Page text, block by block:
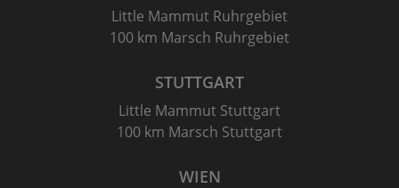
Little Mammut Ruhrgebiet
100 km Marsch Ruhrgebiet
STUTTGART
Little Mammut Stuttgart
100 km Marsch Stuttgart
WIEN